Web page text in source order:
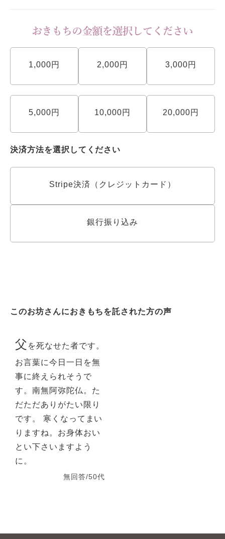
1,000円 2,000円 3,000円
5,000円 10,000円 20,000円
決済方法を選択してください
Stripe決済（クレジットカード）
銀行振り込み
このお坊さんにおきもちを託された方の声
父 を死なせた者です。
お言葉に今日一日を無
事に終えられそうで
す。南無阿弥陀仏。た
だただありがたい限り
です。 寒くなってまい
りますね。お身体おい
とい下さいますよう
に。
無回答/50代